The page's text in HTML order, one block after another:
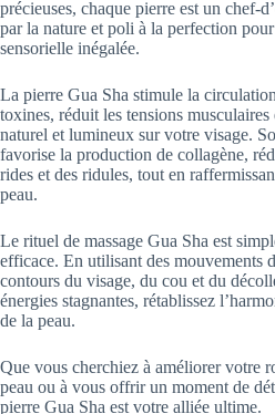
précieuses, chaque pierre est un chef-
par la nature et poli à la perfection
sensorielle inégalée.
La pierre Gua Sha stimule la
toxines, réduit les tensions
naturel et lumineux sur votre visage.
favorise la production de collagène,
rides et des ridules, tout en
peau.
Le rituel de massage Gua Sha est
efficace. En utilisant des mouvements
contours du visage, du cou et du
énergies stagnantes, rétablissez
de la peau.
Que vous cherchiez à améliorer votre
peau ou à vous offrir un moment de
pierre Gua Sha est votre alliée ultime.